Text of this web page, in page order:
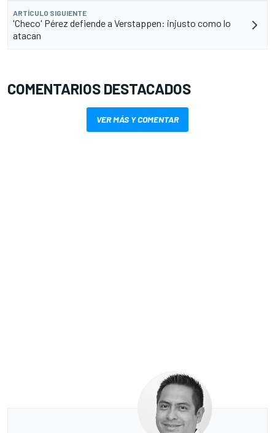
ARTÍCULO SIGUIENTE
'Checo' Pérez defiende a Verstappen: injusto como lo
atacan
COMENTARIOS DESTACADOS
VER MÁS Y COMENTAR